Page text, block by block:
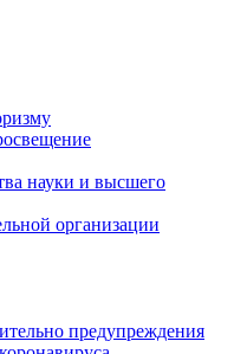
науки и высшего
организации
предупреждения